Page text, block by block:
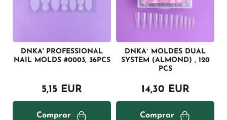
DNKA' PROFESSIONAL
NAIL MOLDS #0003, 36PCS
5,15 EUR
Comprar
DNKA´ MOLDES DUAL
SYSTEM (ALMOND) , 120
PCS
14,30 EUR
Comprar